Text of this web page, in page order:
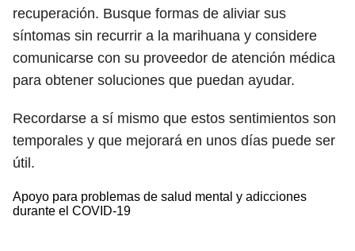
recuperación. Busque formas de aliviar sus
síntomas sin recurrir a la marihuana y considere
comunicarse con su proveedor de atención médica
para obtener soluciones que puedan ayudar.
Recordarse a sí mismo que estos sentimientos son
temporales y que mejorará en unos días puede ser
útil.
Apoyo para problemas de salud mental y adicciones
durante el COVID-19